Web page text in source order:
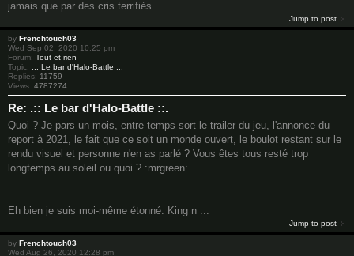
jamais que par des cris terrifiés ...
Jump to post
by Frenchtouch03
Wed Sep 02, 2020 10:25 pm
Forum: Tout et rien
Topic:
.:: Le bar d'Halo-Battle ::.
Replies: 11759
Views: 4787274
Re: .:: Le bar d'Halo-Battle ::.
Quoi ? Je pars un mois, entre temps sort le trailer du jeu, l'annonce du
report à 2021, le fait que ce soit un monde ouvert, le boulot restant sur le
rendu visuel et personne n'en as parlé ? Vous êtes tous resté trop
longtemps au soleil ou quoi ? :mrgreen:
Eh bien je suis moi-même étonné. King n ...
Jump to post
by Frenchtouch03
Wed Aug 26, 2020 12:28 pm